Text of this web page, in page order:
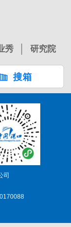
秀 研究院
搜箱
司